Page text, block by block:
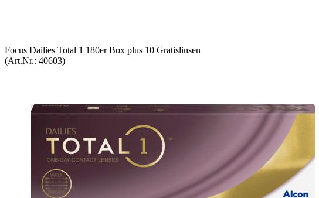
Focus Dai­lies Total 1 180er Box plus 10 Gra­tis­lin­sen
(Art.Nr.: 40603)